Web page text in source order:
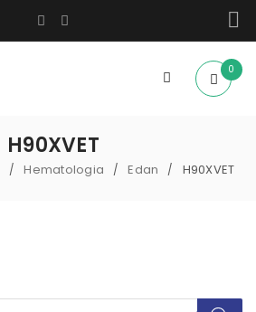
0
H90XVET
/ Hematologia / Edan / H90XVET